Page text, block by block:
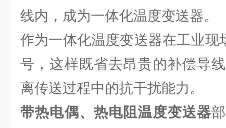
线内，成为一体化温度变送器。
作为一体化温度变送器在工业现
号，这样既省去昂贵的补偿导
离传送过程中的抗干扰能力。
带热电偶、热电阻温度变送器